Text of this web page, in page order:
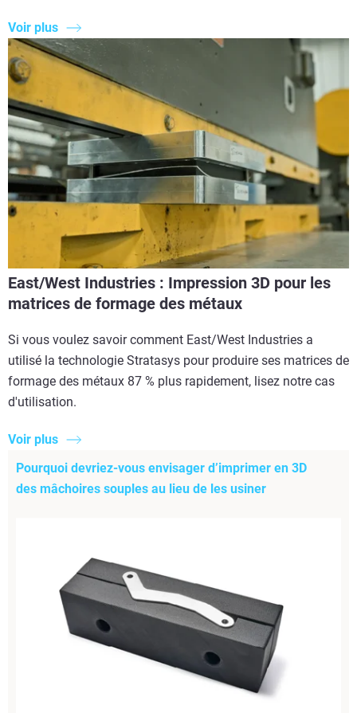
Voir plus
East/West Industries : Impression 3D pour les
matrices de formage des métaux
Si vous voulez savoir comment East/West Industries a
utilisé la technologie Stratasys pour produire ses matrices de
formage des métaux 87 % plus rapidement, lisez notre cas
d'utilisation.
Voir plus
Pourquoi devriez-vous envisager d’imprimer en 3D
des mâchoires souples au lieu de les usiner